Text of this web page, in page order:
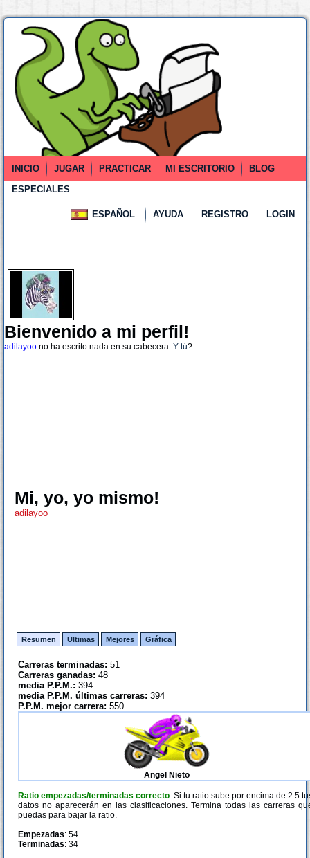
INICIO JUGAR PRACTICAR MI ESCRITORIO
BLOG
ESPECIALES
ESPAÑOL AYUDA REGISTRO LOGIN
Bienvenido a mi perfil!
adilayoo no ha escrito nada en su cabecera. Y tú?
Mi, yo, yo mismo!
adilayoo
Resumen Ultimas Mejores Gráfica
Carreras terminadas: 51
Carreras ganadas: 48
media P.P.M.: 394
media P.P.M. últimas carreras: 394
P.P.M. mejor carrera: 550
Angel Nieto
Ratio empezadas/terminadas correcto. Si tu ratio sube por encima de 2.5
datos no aparecerán en las clasificaciones. Termina todas las carreras
puedas para bajar la ratio.
Empezadas: 54
Terminadas: 34